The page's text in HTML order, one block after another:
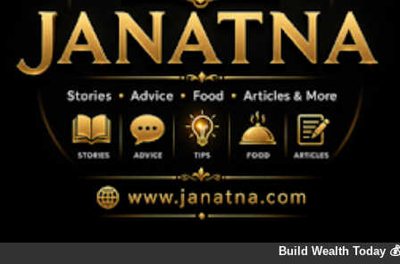
💰 Build Wealth Today